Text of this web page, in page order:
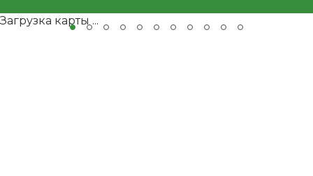
Загрузка карты ...